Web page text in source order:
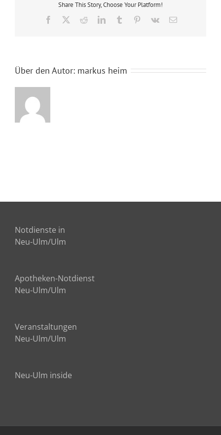
Share This Story, Choose Your Platform!
Facebook RedditLinkedInTumblr Pinterest
Vk
E-
Über den Autor: markus heim
Notdienste in
Neu-Ulm/Ulm
Apotheken-Notdienst
Neu-Ulm/Ulm
Veranstaltungen
Neu-Ulm/Ulm
Neu-Ulm inside